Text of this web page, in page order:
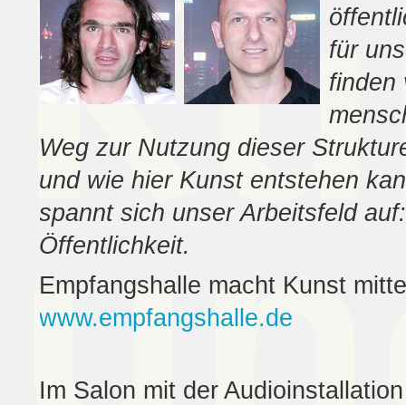
für
finden
Weg zur Nutzung dieser
und wie hier Kunst entstehen
spannt sich unser Arbeitsfeld
Öffentlichkeit.
Empfangshalle macht Kunst
www.empfangshalle.de
Im Salon mit der